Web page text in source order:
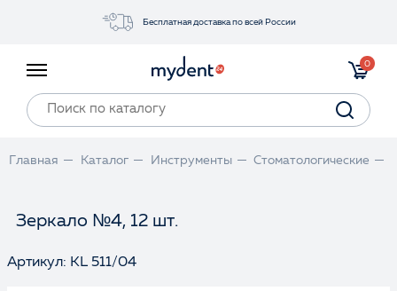
Бесплатная доставка по всей России
0
Главная Каталог Инструменты Стоматологические
Зеркало №4, 12 шт.
Артикул: KL 511/04